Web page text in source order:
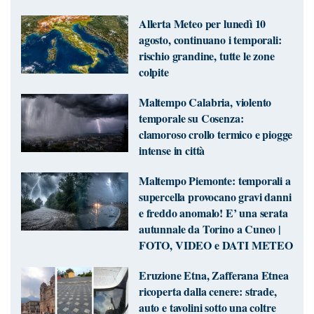
Allerta Meteo per lunedì 10
agosto, continuano i temporali:
rischio grandine, tutte le zone
colpite
Maltempo Calabria, violento
temporale su Cosenza:
clamoroso crollo termico e piogge
intense in città
Maltempo Piemonte: temporali a
supercella provocano gravi danni
e freddo anomalo! E’ una serata
autunnale da Torino a Cuneo |
FOTO, VIDEO e DATI METEO
Eruzione Etna, Zafferana Etnea
ricoperta dalla cenere: strade,
auto e tavolini sotto una coltre